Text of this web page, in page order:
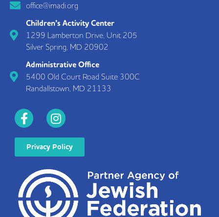
office@imadi.org
Children’s Activity Center
1299 Lamberton Drive, Unit 205
Silver Spring, MD 20902
Administrative Office
5400 Old Court Road Suite 300C
Randallstown, MD 21133
Privacy Policy